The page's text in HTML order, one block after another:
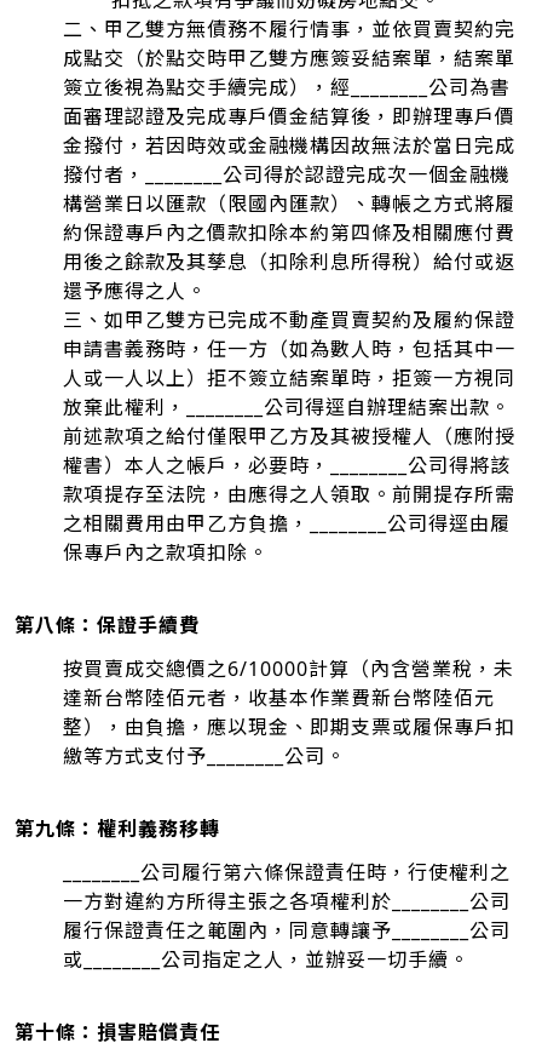
二、甲乙雙方無債務不履行情事，並依買賣契約完
成點交（於點交時甲乙雙方應簽妥結案單，結案單
簽立後視為點交手續完成），經________公司為書
面審理認證及完成專戶價金結算後，即辦理專戶價
金撥付，若因時效或金融機構因故無法於當日完成
撥付者，________公司得於認證完成次一個金融機
構營業日以匯款（限國內匯款）、轉帳之方式將履
約保證專戶內之價款扣除本約第四條及相關應付費
用後之餘款及其孳息（扣除利息所得稅）給付或返
還予應得之人。
三、如甲乙雙方已完成不動產買賣契約及履約保證
申請書義務時，任一方（如為數人時，包括其中一
人或一人以上）拒不簽立結案單時，拒簽一方視同
放棄此權利，________公司得逕自辦理結案出款。
前述款項之給付僅限甲乙方及其被授權人（應附授
權書）本人之帳戶，必要時，________公司得將該
款項提存至法院，由應得之人領取。前開提存所需
之相關費用由甲乙方負擔，________公司得逕由履
保專戶內之款項扣除。
第八條：保證手續費
按買賣成交總價之6/10000計算（內含營業稅，未
達新台幣陸佰元者，收基本作業費新台幣陸佰元
整），由負擔，應以現金、即期支票或履保專戶扣
繳等方式支付予________公司。
第九條：權利義務移轉
________公司履行第六條保證責任時，行使權利之
一方對違約方所得主張之各項權利於________公司
履行保證責任之範圍內，同意轉讓予________公司
或________公司指定之人，並辦妥一切手續。
第十條：損害賠償責任